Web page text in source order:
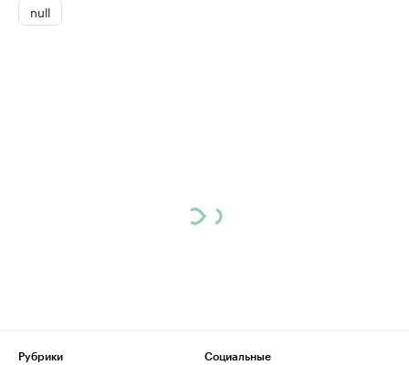
null
Рубрики
Социальные